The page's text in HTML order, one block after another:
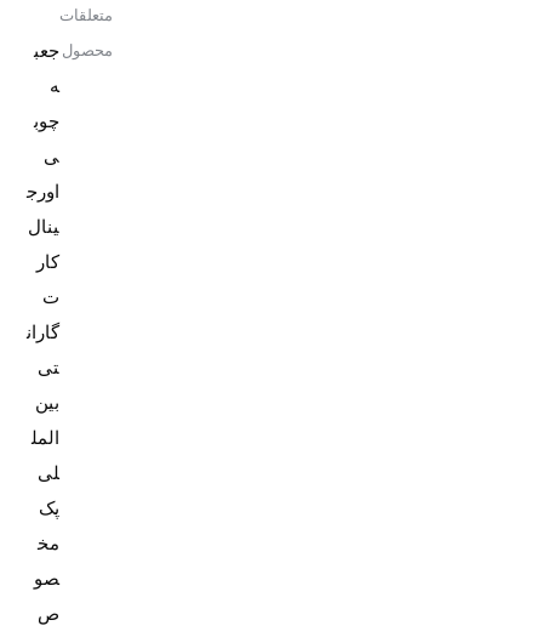
متعلقات
محصول جعب
ه
چوب
ی
اورج
کار
ت
گاران
تی
بین
المل
پک
مخ
صو
ص